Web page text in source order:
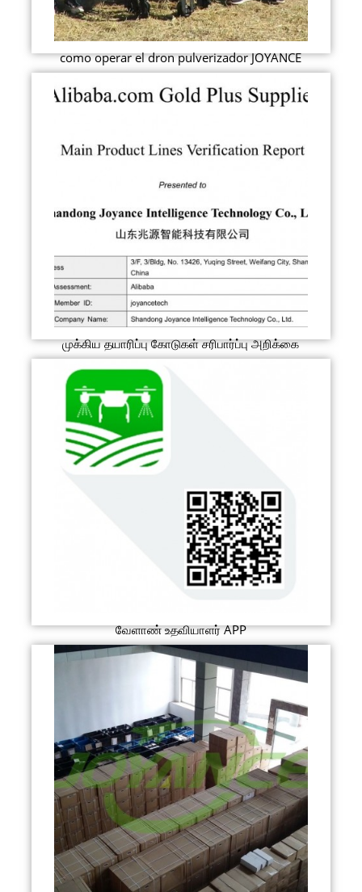
como operar el dron pulverizador JOYANCE
முக்கிய தயாரிப்பு கோடுகள் சரிபார்ப்பு அறிக்கை
வேளாண் உதவியாளர் APP